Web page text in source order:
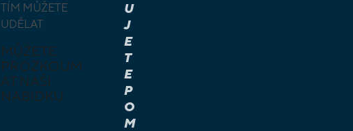
TÍM MŮŽETE
UDĚLAT
MŮŽETE
PROZKOUM
AT NAŠI
NABÍDKU
U
J
E
T
E
P
O
M